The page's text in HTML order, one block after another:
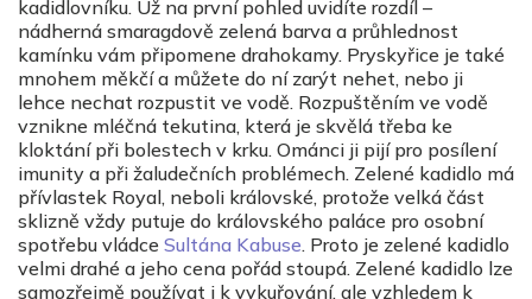
kadidlovníku. Už na první pohled uvidíte rozdíl –
nádherná smaragdově zelená barva a průhlednost
kamínku vám připomene drahokamy. Pryskyřice je také
mnohem měkčí a můžete do ní zarýt nehet, nebo ji
lehce nechat rozpustit ve vodě. Rozpuštěním ve vodě
vznikne mléčná tekutina, která je skvělá třeba ke
kloktání při bolestech v krku. Ománci ji pijí pro posílení
imunity a při žaludečních problémech. Zelené kadidlo má
přívlastek Royal, neboli královské, protože velká část
sklizně vždy putuje do královského paláce pro osobní
spotřebu vládce Sultána Kabuse. Proto je zelené kadidlo
velmi drahé a jeho cena pořád stoupá. Zelené kadidlo lze
samozřejmě používat i k vykuřování, ale vzhledem k